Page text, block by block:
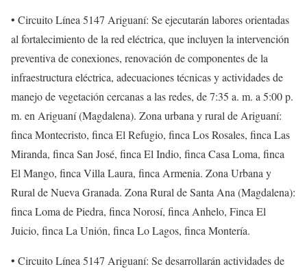
• Circuito Línea 5147 Ariguaní: Se ejecutarán labores orientadas
al fortalecimiento de la red eléctrica, que incluyen la intervención
preventiva de conexiones, renovación de componentes de la
infraestructura eléctrica, adecuaciones técnicas y actividades de
manejo de vegetación cercanas a las redes, de 7:35 a. m. a 5:00 p.
m. en Ariguaní (Magdalena). Zona urbana y rural de Ariguaní:
finca Montecristo, finca El Refugio, finca Los Rosales, finca Las
Miranda, finca San José, finca El Indio, finca Casa Loma, finca
El Mango, finca Villa Laura, finca Armenia. Zona Urbana y
Rural de Nueva Granada. Zona Rural de Santa Ana (Magdalena):
finca Loma de Piedra, finca Norosí, finca Anhelo, Finca El
Juicio, finca La Unión, finca Lo Lagos, finca Montería.
• Circuito Línea 5147 Ariguaní: Se desarrollarán actividades de